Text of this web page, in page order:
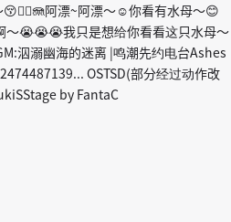
阿漂~阿漂～☺️你看有水母～😊
😭😭😭我只是想给你看看这只水母～
泅溺幽海的迷离 |鸣潮先约电台Ashes
OSTSD(部分经过动作改
by FantaC